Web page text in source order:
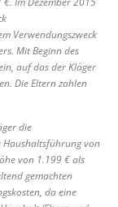
Verwendungszweck
Mit Beginn des
auf das der Kläger
Die Eltern zahlen
die
Haushaltsführung von
von 1.199 € als
gemachten
da eine